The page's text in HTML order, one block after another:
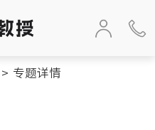
> 专题详情